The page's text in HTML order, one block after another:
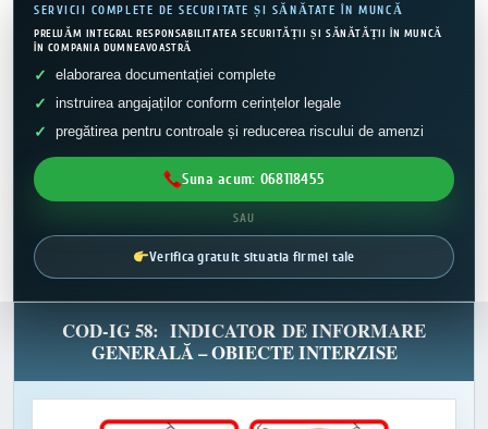
SERVICII COMPLETE DE SECURITATE ȘI SĂNĂTATE ÎN MUNCĂ
PRELUĂM INTEGRAL RESPONSABILITATEA SECURITĂȚII ȘI SĂNĂTĂȚII ÎN MUNCĂ
ÎN COMPANIA DUMNEAVOASTRĂ
elaborarea documentației complete
instruirea angajaților conform cerințelor legale
pregătirea pentru controale și reducerea riscului de amenzi
Suna acum: 068118455
SAU
Verifica gratuit situatia firmei tale
COD-IG 58: INDICATOR DE INFORMARE
GENERALĂ – OBIECTE INTERZISE